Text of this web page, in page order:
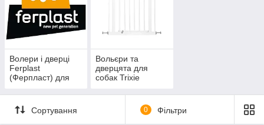
Волери і дверці
Ferplast
(Ферпласт) для
Вольєри та
дверцята для
собак Trixie
Сортування 0 Фільтри